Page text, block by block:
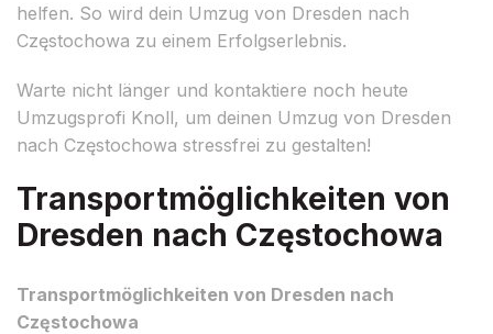
helfen. So wird dein Umzug von Dresden nach
Częstochowa zu einem Erfolgserlebnis.
Warte nicht länger und kontaktiere noch heute
Umzugsprofi Knoll, um deinen Umzug von Dresden
nach Częstochowa stressfrei zu gestalten!
Transportmöglichkeiten von
Dresden nach Częstochowa
Transportmöglichkeiten von Dresden nach
Częstochowa